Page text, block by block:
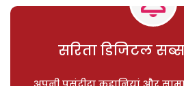
सरिता डिजिटल